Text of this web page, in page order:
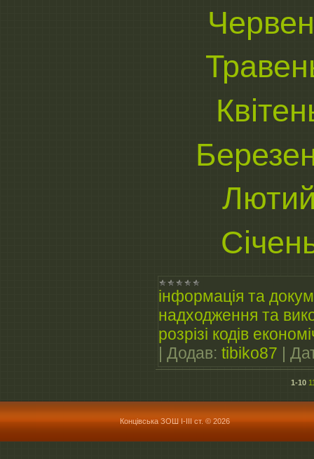
інформація та
надходження та
розрізі кодів
| Додав: tibiko87 |
1-10
Концівська ЗОШ І-ІІІ ст. © 2026